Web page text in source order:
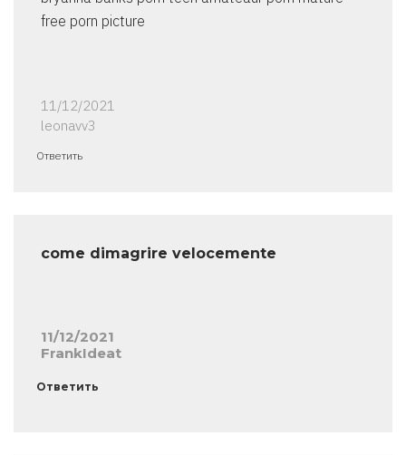
free porn picture
11/12/2021
leonavv3
Ответить
come dimagrire velocemente
11/12/2021
FrankIdeat
Ответить